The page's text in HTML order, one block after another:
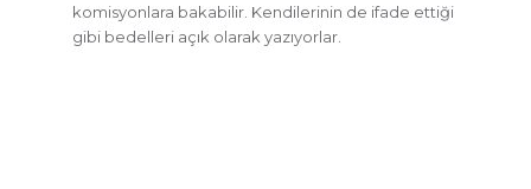
komisyonlara bakabilir. Kendilerinin de ifade ettiği
gibi bedelleri açık olarak yazıyorlar.